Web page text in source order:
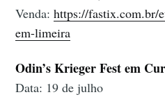
Venda:https://fastix.com.br/
em-limeira
Odin’s Krieger Fest em
Data: 19 de julho